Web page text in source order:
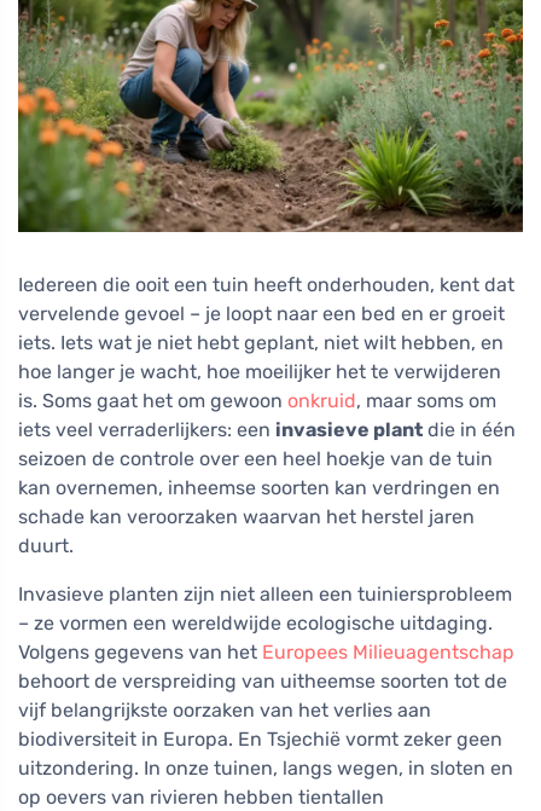
Iedereen die ooit een tuin heeft onderhouden, kent dat
vervelende gevoel – je loopt naar een bed en er groeit
iets. Iets wat je niet hebt geplant, niet wilt hebben, en
hoe langer je wacht, hoe moeilijker het te verwijderen
is. Soms gaat het om gewoon onkruid, maar soms om
iets veel verraderlijkers: een invasieve plant die in één
seizoen de controle over een heel hoekje van de tuin
kan overnemen, inheemse soorten kan verdringen en
schade kan veroorzaken waarvan het herstel jaren
duurt.
Invasieve planten zijn niet alleen een tuiniersprobleem
– ze vormen een wereldwijde ecologische uitdaging.
Volgens gegevens van het Europees Milieuagentschap
behoort de verspreiding van uitheemse soorten tot de
vijf belangrijkste oorzaken van het verlies aan
biodiversiteit in Europa. En Tsjechië vormt zeker geen
uitzondering. In onze tuinen, langs wegen, in sloten en
op oevers van rivieren hebben tientallen